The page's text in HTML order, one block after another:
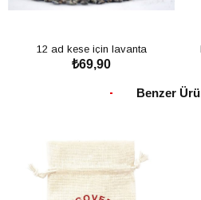
12 ad kese için lavanta
₺69,90
Benzer